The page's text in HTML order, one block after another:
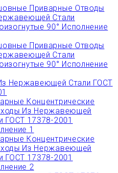
Приварные Отводы
Стали
90° Исполнение
Приварные Отводы
Стали
90° Исполнение
Нержавеющей Стали ГОСТ
Концентрические
Из Нержавеющей
ГОСТ 17378-2001
1
Концентрические
Из Нержавеющей
ГОСТ 17378-2001
2